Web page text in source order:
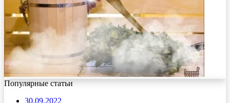
Популярные статьи
30.09.2022